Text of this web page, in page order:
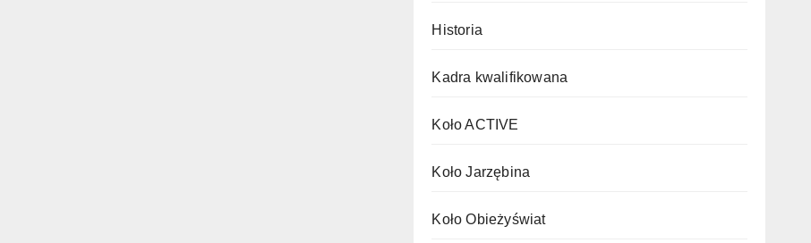
Historia
Kadra kwalifikowana
Koło ACTIVE
Koło Jarzębina
Koło Obieżyświat